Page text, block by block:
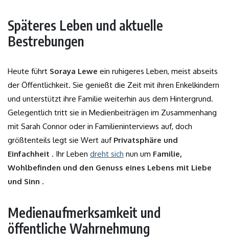
Späteres Leben und aktuelle
Bestrebungen
Heute führt Soraya Lewe ein ruhigeres Leben, meist abseits
der Öffentlichkeit. Sie genießt die Zeit mit ihren Enkelkindern
und unterstützt ihre Familie weiterhin aus dem Hintergrund.
Gelegentlich tritt sie in Medienbeiträgen im Zusammenhang
mit Sarah Connor oder in Familieninterviews auf, doch
größtenteils legt sie Wert auf Privatsphäre und
Einfachheit . Ihr Leben dreht sich nun um Familie,
Wohlbefinden und den Genuss eines Lebens mit Liebe
und Sinn .
Medienaufmerksamkeit und
öffentliche Wahrnehmung